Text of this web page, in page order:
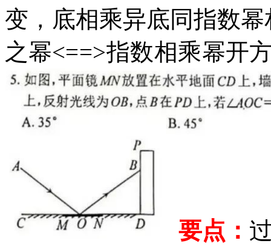
变，底相乘异底同指数
之幂<==>指数相乘幂开
要点：